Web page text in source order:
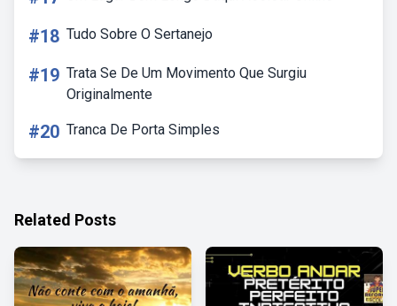
#18 Tudo Sobre O Sertanejo
#19 Trata Se De Um Movimento Que Surgiu
Originalmente
#20 Tranca De Porta Simples
Related Posts